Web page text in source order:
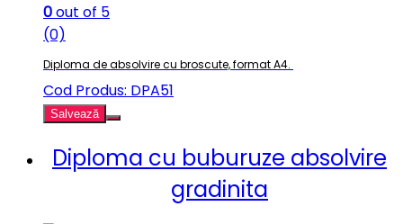
0out of 5
(0)
Diploma de absolvire cu broscute, format A4.
Cod Produs: DPA51
Salvează
Diploma cu buburuze absolvire
gradinita